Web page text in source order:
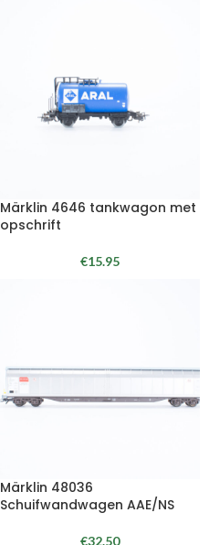
Märklin 4646 tankwagon met
opschrift
€15.95
Märklin 48036
Schuifwandwagen AAE/NS
€32.50